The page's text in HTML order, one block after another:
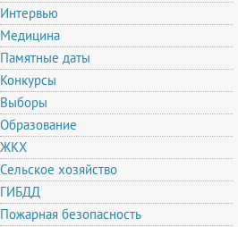
Интервью
Медицина
Памятные даты
Конкурсы
Выборы
Образование
ЖКХ
Сельское хозяйство
ГИБДД
Пожарная безопасность